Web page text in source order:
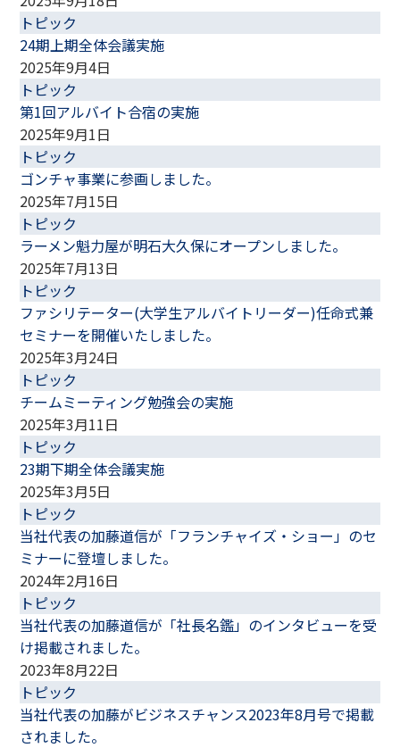
トピック
24期上期全体会議実施
2025年9月4日
トピック
第1回アルバイト合宿の実施
2025年9月1日
トピック
ゴンチャ事業に参画しました。
2025年7月15日
トピック
ラーメン魁力屋が明石大久保にオープンしました。
2025年7月13日
トピック
ファシリテーター(大学生アルバイトリーダー)任命式兼
セミナーを開催いたしました。
2025年3月24日
トピック
チームミーティング勉強会の実施
2025年3月11日
トピック
23期下期全体会議実施
2025年3月5日
トピック
当社代表の加藤道信が「フランチャイズ・ショー」のセ
ミナーに登壇しました。
2024年2月16日
トピック
当社代表の加藤道信が「社長名鑑」のインタビューを受
け掲載されました。
2023年8月22日
トピック
当社代表の加藤がビジネスチャンス2023年8月号で掲載
されました。